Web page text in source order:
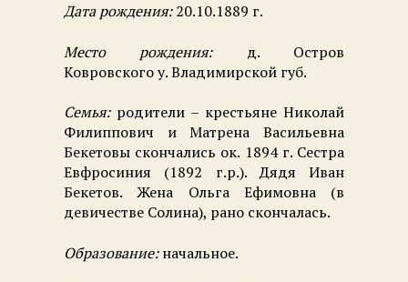
Дата рождения:20.10.1889 г.
Место рождения:д. Остров
Ковровского у. Владимирской губ.
Семья:родители – крестьяне Николай
Филиппович и Матрена Васильевна
Бекетовы скончались ок. 1894 г. Сестра
Евфросиния (1892 г.р.). Дядя Иван
Бекетов. Жена Ольга Ефимовна (в
девичестве Солина), рано скончалась.
Образование:начальное.